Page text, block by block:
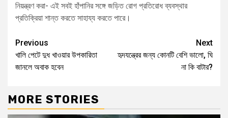
নিয়ন্ত্রণ করা- এই সবই হাঁপানির সঙ্গে জড়িত রোগ প্রতিরোধ ব্যবস্থার
প্রতিক্রিয়া শান্ত করতে সাহায্য করতে পারে।
Previous
খালি পেটে দুধ খাওয়ার উপকারিতা
জানলে অবাক হবেন
Next
হৃদযন্ত্রের জন্য কোনটি বেশি ভালো, ঘি
না কি বাটার?
MORE STORIES